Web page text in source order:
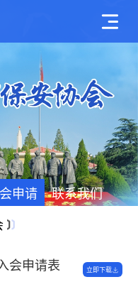
申请 联系我们
会申请表 立即下载